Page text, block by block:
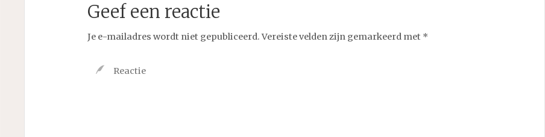
Geef een reactie
Je e-mailadres wordt niet gepubliceerd. Vereiste velden zijn gemarkeerd met *